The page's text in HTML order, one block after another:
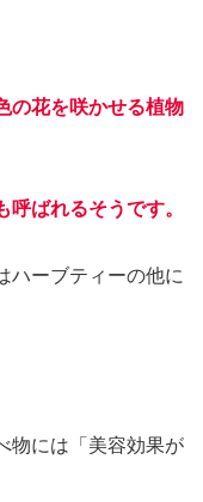
の花を咲かせる植物
ばれるそうです。
ハーブティーの他に
物には「美容効果が